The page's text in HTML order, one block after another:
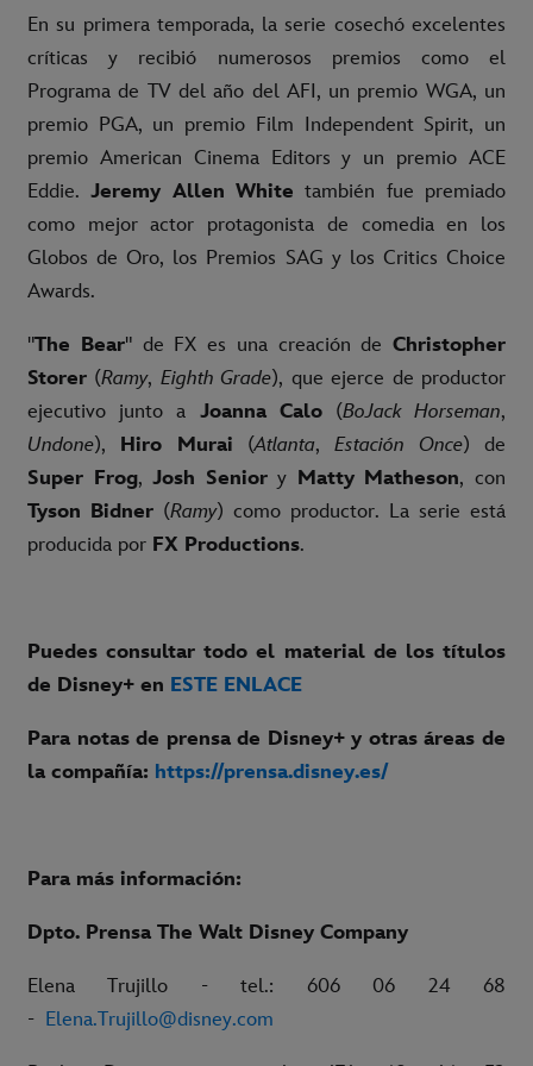
En su primera temporada, la serie cosechó excelentes
críticas y recibió numerosos premios como el
Programa de TV del año del AFI, un premio WGA, un
premio PGA, un premio Film Independent Spirit, un
premio American Cinema Editors y un premio ACE
Eddie.Jeremy Allen White también fue premiado
como mejor actor protagonista de comedia en los
Globos de Oro, los Premios SAG y los Critics Choice
Awards.
"The Bear" de FX es una creación de Christopher
Storer (Ramy, Eighth Grade), que ejerce de productor
ejecutivo junto a Joanna Calo(BoJack Horseman,
Undone), Hiro Murai (Atlanta,Estación Once) de
Super Frog,Josh Seniory Matty Matheson, con
Tyson Bidner (Ramy) como productor. La serie está
producida por FX Productions.
Puedes consultar todo el material de los títulos
de Disney+ en ESTE ENLACE
Para notas de prensa de Disney+ y otras áreas de
la compañía: https://prensa.disney.es/
Para más información:
Dpto. Prensa The Walt Disney Company
Elena Trujillo - tel.: 606 06 24 68
- Elena.Trujillo@disney.com